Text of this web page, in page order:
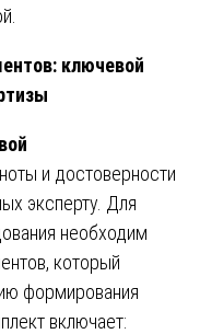
ключевой
и достоверности
эксперту. Для
необходим
который
формирования
включает: